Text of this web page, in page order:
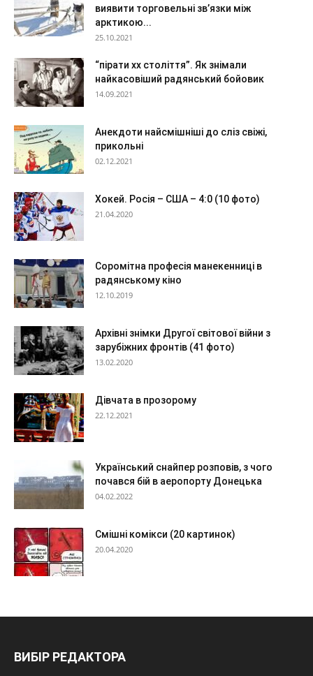
виявити торговельні зв’язки між
арктикою...
25.10.2021
“пірати xx століття”. Як знімали
найкасовіший радянський бойовик
14.09.2021
Анекдоти найсмішніші до сліз свіжі,
прикольні
02.12.2021
Хокей. Росія – США – 4:0 (10 фото)
21.04.2020
Соромітна професія манекенниці в
радянському кіно
12.10.2019
Архівні знімки Другої світової війни з
зарубіжних фронтів (41 фото)
13.02.2020
Дівчата в прозорому
22.12.2021
Український снайпер розповів, з чого
почався бій в аеропорту Донецька
04.02.2022
Смішні комікси (20 картинок)
20.04.2020
ВИБІР РЕДАКТОРА